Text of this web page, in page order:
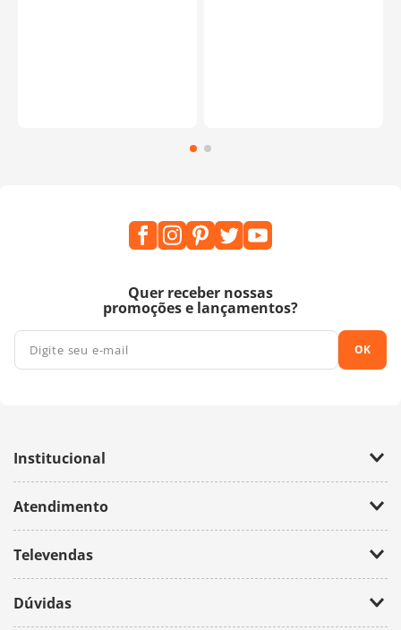
Quer receber nossas
promoções e lançamentos?
OK
Institucional
Trabalhe Conosco
Política de Privacidade
Atendimento
Televendas
atendimento@bazarhorizonte.com.br
Dúvidas